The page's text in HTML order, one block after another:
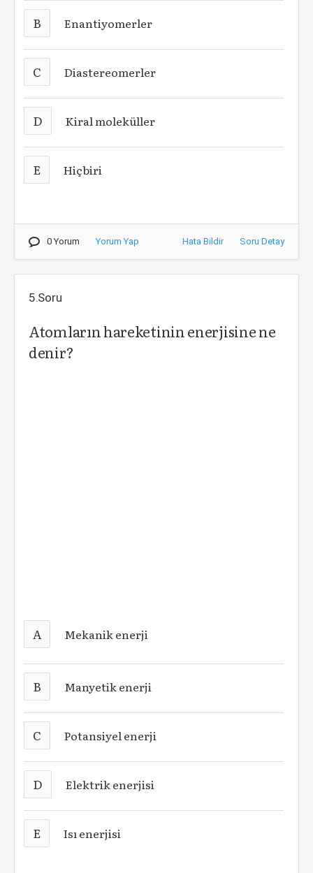
B Enantiyomerler
C Diastereomerler
D Kiral moleküller
E Hiçbiri
0 Yorum Yorum Yap Hata Bildir Soru Detay
5.Soru
Atomların hareketinin enerjisine ne
denir?
A Mekanik enerji
B Manyetik enerji
C Potansiyel enerji
D Elektrik enerjisi
E Isı enerjisi